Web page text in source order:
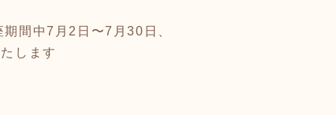
期間中7月2日〜7月30日、
します